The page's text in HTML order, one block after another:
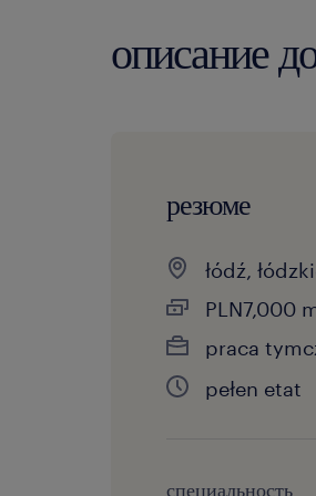
описание
резюме
łódź,
PLN7,000
praca
pełen etat
специальность